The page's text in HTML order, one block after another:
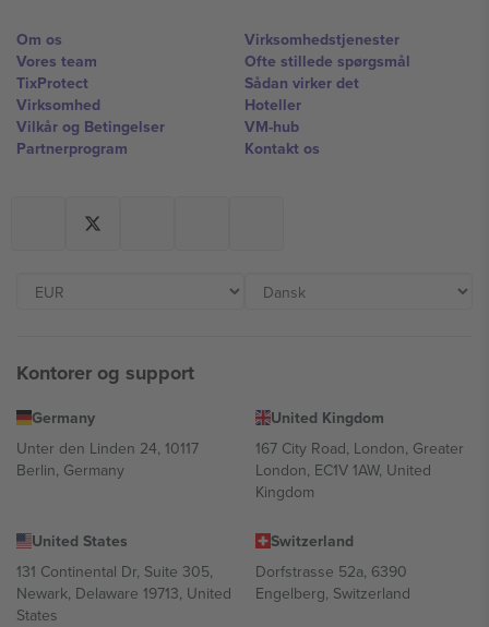
Om os
Vores team
TixProtect
Virksomhed
Vilkår og Betingelser
Partnerprogram
Virksomhedstjenester
Ofte stillede spørgsmål
Sådan virker det
Hoteller
VM-hub
Kontakt os
Kontorer og support
Germany
Unter den Linden 24, 10117
Berlin, Germany
United Kingdom
167 City Road, London, Greater
London, EC1V 1AW, United
Kingdom
United States
131 Continental Dr, Suite 305,
Newark, Delaware 19713, United
States
Switzerland
Dorfstrasse 52a, 6390
Engelberg, Switzerland